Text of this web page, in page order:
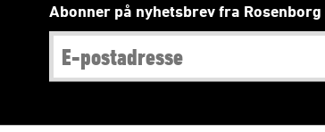
Abonner på nyhetsbrev fra Rosenborg